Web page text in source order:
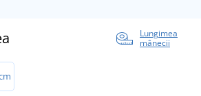
Lungimea
mânecii